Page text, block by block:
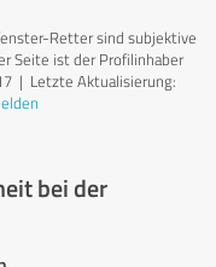
Retter sind subjektive
Seite ist der Profilinhaber
| Letzte Aktualisierung:
bei der